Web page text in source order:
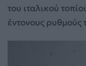
του ιταλικού
έντονους